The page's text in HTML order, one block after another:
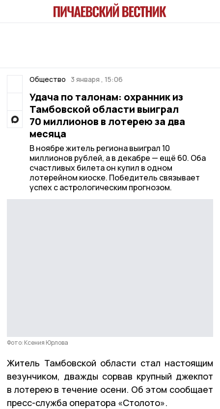
Общество 3 января , 15:06
Удача по талонам: охранник из
Тамбовской области выиграл
70 миллионов в лотерею за два
месяца
В ноябре житель региона выиграл 10
миллионов рублей, а в декабре — ещё 60. Оба
счастливых билета он купил в одном
лотерейном киоске. Победитель связывает
успех с астрологическим прогнозом.
Фото: Ксения Юрлова
Житель Тамбовской области стал настоящим
везунчиком, дважды сорвав крупный джекпот
в лотерею в течение осени. Об этом сообщает
пресс-служба оператора «Столото».